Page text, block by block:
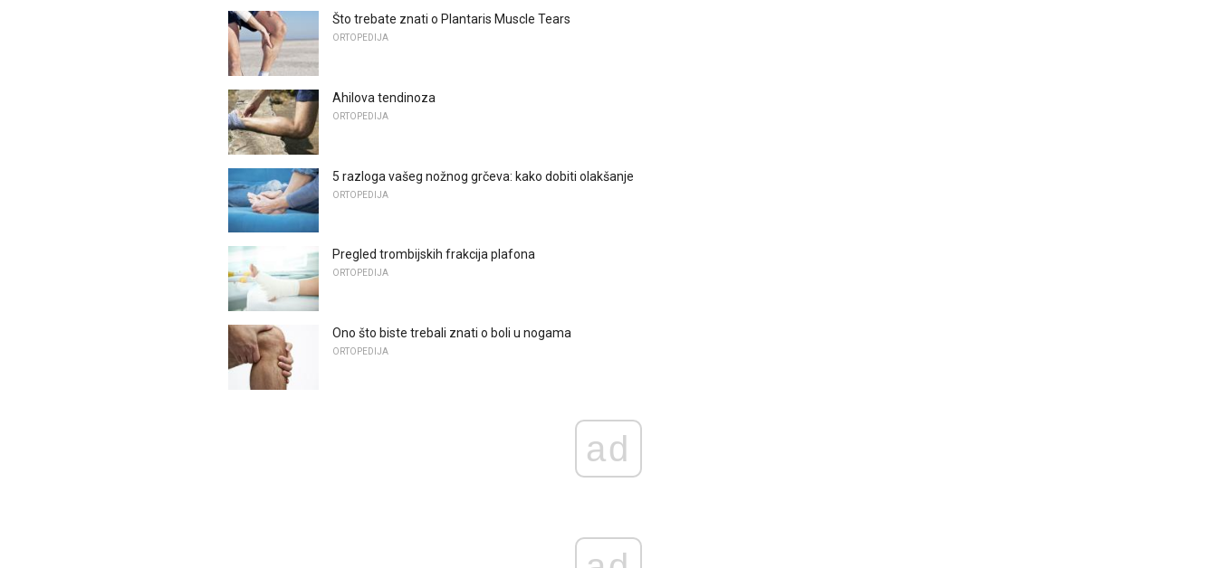
Što trebate znati o Plantaris Muscle Tears
ORTOPEDIJA
Ahilova tendinoza
ORTOPEDIJA
5 razloga vašeg nožnog grčeva: kako dobiti olakšanje
ORTOPEDIJA
Pregled trombijskih frakcija plafona
ORTOPEDIJA
Ono što biste trebali znati o boli u nogama
ORTOPEDIJA
ad